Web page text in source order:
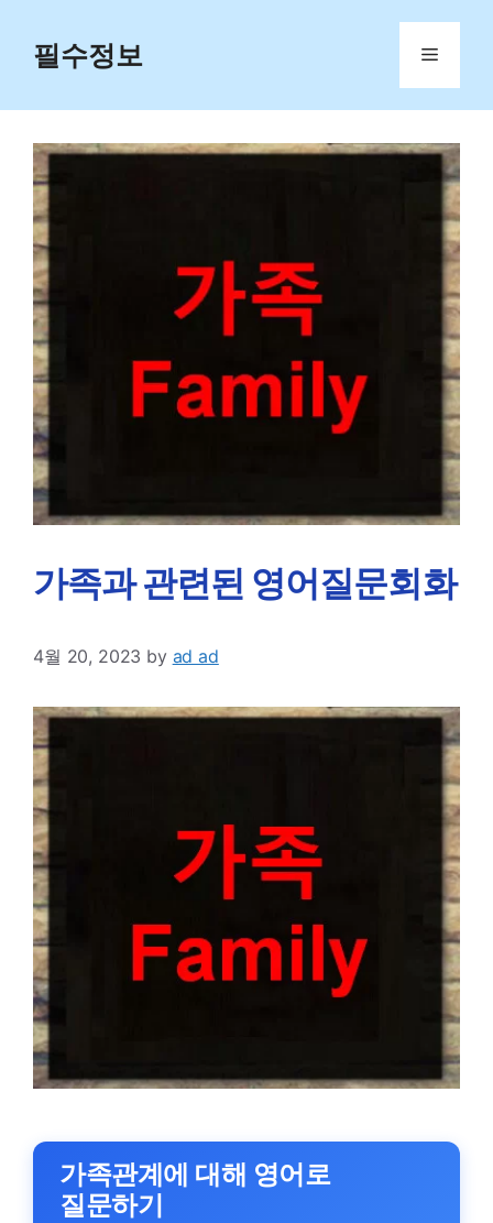
content
필수정보 Menu
가족과 관련된 영어질문회화
4월 20, 2023 by ad ad
가족관계에 대해 영어로
질문하기